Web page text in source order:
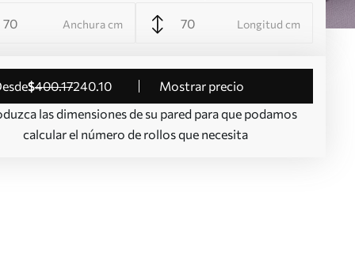
Anchura cm Longitud cm
desde$400.17240.10
Mostrar precio
las dimensiones de su pared para que podamos
calcular el número de rollos que necesita